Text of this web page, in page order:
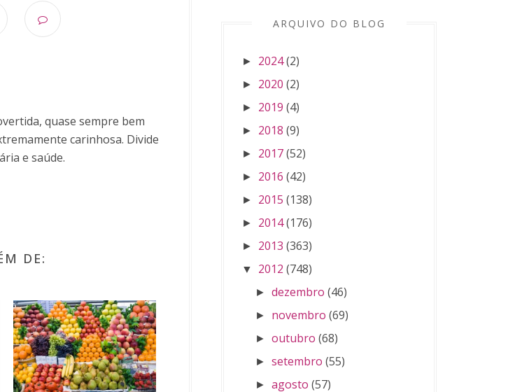
quase sempre bem
carinhosa. Divide
e saúde.
DE:
ARQUIVO DO BLOG
► 2024(2)
► 2020 (2)
► 2019 (4)
► 2018 (9)
► 2017(52)
► 2016 (42)
► 2015 (138)
► 2014(176)
► 2013 (363)
▼ 2012 (748)
►dezembro (46)
► novembro (69)
►outubro (68)
►setembro (55)
►agosto (57)